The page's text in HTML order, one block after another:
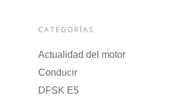
CATEGORÍAS
Actualidad del motor
Conducir
DFSK E5